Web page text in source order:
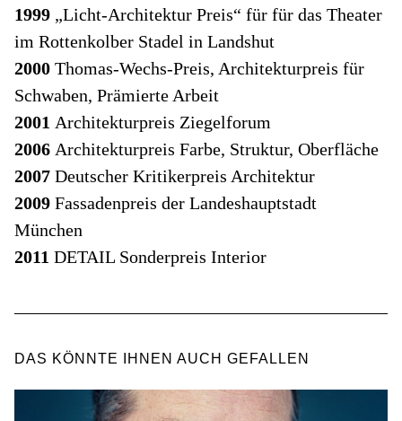
1999 „Licht-Architektur Preis“ für für das Theater
im Rottenkolber Stadel in Landshut
2000 Thomas-Wechs-Preis, Architekturpreis für
Schwaben, Prämierte Arbeit
2001 Architekturpreis Ziegelforum
2006 Architekturpreis Farbe, Struktur, Oberfläche
2007 Deutscher Kritikerpreis Architektur
2009 Fassadenpreis der Landeshauptstadt
München
2011 DETAIL Sonderpreis Interior
DAS KÖNNTE IHNEN AUCH GEFALLEN